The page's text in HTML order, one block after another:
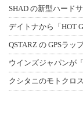
SHAD の新型ハード
デイトナから「HOT
QSTARZ の GPSラッ
ウインズジャパンが